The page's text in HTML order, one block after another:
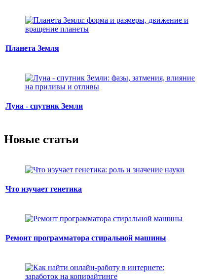
Планета Земля
Луна - спутник Земли
Новые статьи
Что изучает генетика
Ремонт программатора стиральной машины